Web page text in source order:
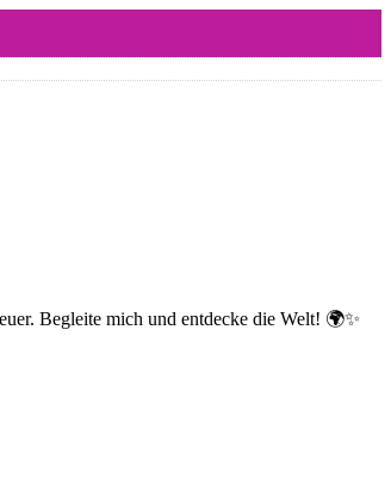
Begleite mich und entdecke die Welt! 🌍✨